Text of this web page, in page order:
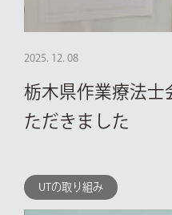
2025. 12. 08
栃木県作業療法士
ただきました
UTの取り組み